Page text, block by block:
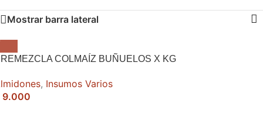
Mostrar barra lateral
COLMAÍZ BUÑUELOS X KG
, Insumos Varios
9.000